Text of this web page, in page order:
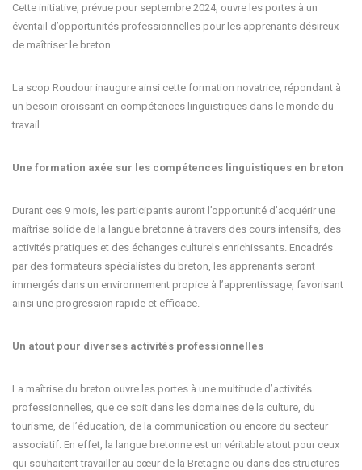
Cette initiative, prévue pour septembre 2024, ouvre les portes à un
éventail d’opportunités professionnelles pour les apprenants désireux
de maîtriser le breton.
La scop Roudour inaugure ainsi cette formation novatrice, répondant à
un besoin croissant en compétences linguistiques dans le monde du
travail.
Une formation axée sur les compétences linguistiques en breton
Durant ces 9 mois, les participants auront l’opportunité d’acquérir une
maîtrise solide de la langue bretonne à travers des cours intensifs, des
activités pratiques et des échanges culturels enrichissants. Encadrés
par des formateurs spécialistes du breton, les apprenants seront
immergés dans un environnement propice à l’apprentissage, favorisant
ainsi une progression rapide et efficace.
Un atout pour diverses activités professionnelles
La maîtrise du breton ouvre les portes à une multitude d’activités
professionnelles, que ce soit dans les domaines de la culture, du
tourisme, de l’éducation, de la communication ou encore du secteur
associatif. En effet, la langue bretonne est un véritable atout pour ceux
qui souhaitent travailler au cœur de la Bretagne ou dans des structures